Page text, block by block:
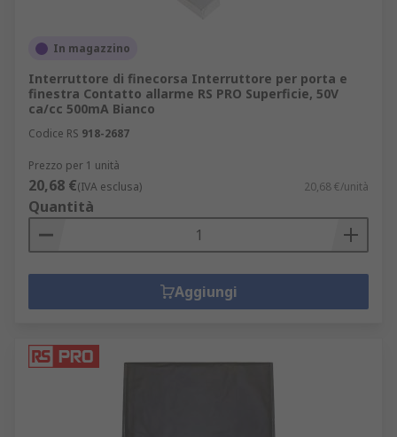
In magazzino
Interruttore di finecorsa Interruttore per porta e
finestra Contatto allarme RS PRO Superficie, 50V
ca/cc 500mA Bianco
Codice RS 918-2687
Prezzo per 1 unità
20,68 €(IVA esclusa) 20,68 €/unità
Quantità
Aggiungi